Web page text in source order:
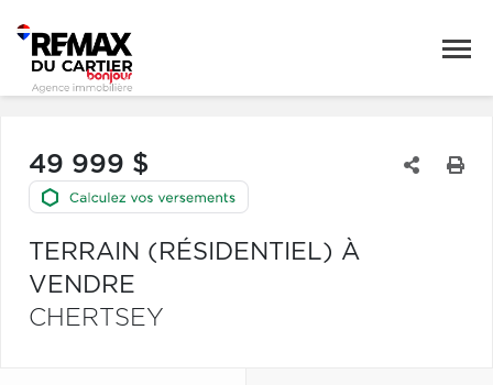
49 999 $
TERRAIN (RÉSIDENTIEL) À
VENDRE
CHERTSEY